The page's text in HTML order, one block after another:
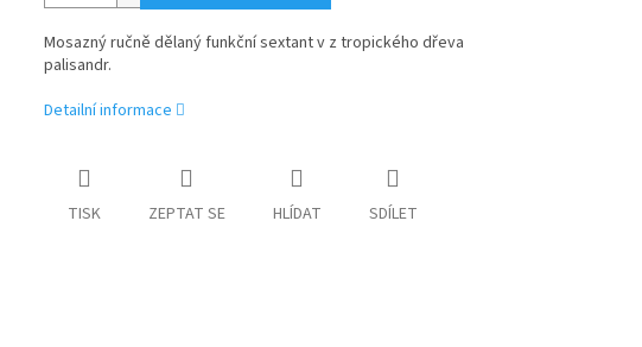
Mosazný ručně dělaný funkční sextant v z tropického dřeva
palisandr.
Detailní informace
TISK ZEPTAT SE HLÍDAT SDÍLET